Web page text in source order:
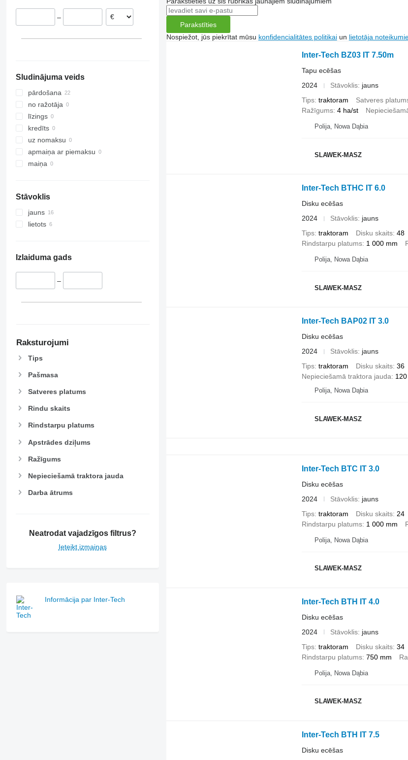
–
Sludinājuma veids
pārdošana
no ražotāja
līzings
kredīts
uz nomaksu
apmaiņa ar piemaksu
maiņa
Stāvoklis
jauns
lietots
Izlaiduma gads
–
Raksturojumi
Tips
Pašmasa
Satveres platums
Rindu skaits
Rindstarpu platums
Apstrādes dziļums
Ražīgums
Nepieciešamā traktora jauda
Darba ātrums
Neatrodat vajadzīgos filtrus?
Ieteikt izmaiņas
Informācija par Inter-Tech
Parakstīties
Nospiežot, jūs piekrītat mūsu konfidencialitātes politikaiun lietotāja
Inter-Tech BZ03 IT 7.50m
Tapu ecēšas
2024
Stāvoklis jauns
Tips traktoram Satveres
Ražīgums 4 ha/st
Polija, Nowa Dąbia
SLAWEK-MASZ
Inter-Tech BTHC IT 6.0
Disku ecēšas
2024
Stāvoklis jauns
Tips traktoram Disku skaits 48
Rindstarpu platums 1 000 mm
Polija, Nowa Dąbia
SLAWEK-MASZ
Inter-Tech BAP02 IT 3.0
Disku ecēšas
2024
Stāvoklis jauns
Tips traktoram Disku skaits 36
Nepieciešamā traktora jauda
Polija, Nowa Dąbia
SLAWEK-MASZ
Inter-Tech BTC IT 3.0
Disku ecēšas
2024
Stāvoklis jauns
Tips traktoram Disku skaits 24
Rindstarpu platums 1 000 mm
Polija, Nowa Dąbia
SLAWEK-MASZ
Inter-Tech BTH IT 4.0
Disku ecēšas
2024
Stāvoklis jauns
Tips traktoram Disku skaits 34
Rindstarpu platums 750 mm
Polija, Nowa Dąbia
SLAWEK-MASZ
Inter-Tech BTH IT 7.5
Disku ecēšas